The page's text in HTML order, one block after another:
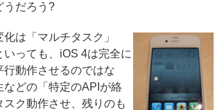
だろう?
は「マルチタスク」
っても、iOS 4は完全に
動作させるのではな
などの「特定のAPIが絡
ク動作させ、残りのも